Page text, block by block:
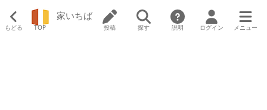
もどる TOP
家いちば
投稿 探す 説明 ログイン メニュー